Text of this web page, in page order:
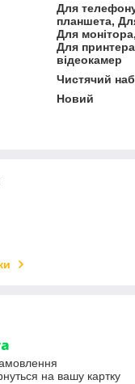
Для
планшета,
Для
Для
відеокамер
Чистячий
Новий
на вашу картку